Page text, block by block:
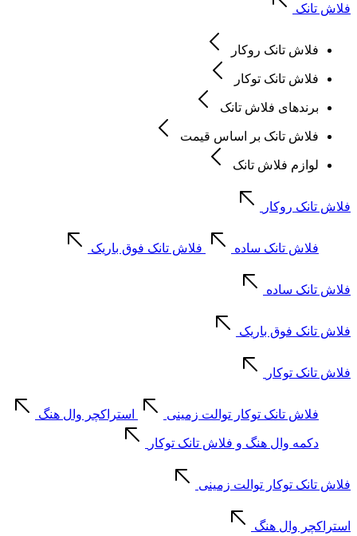
فلاش تانک
فلاش تانک روکار
فلاش تانک توکار
برندهای فلاش تانک
فلاش تانک بر اساس قیمت
لوازم فلاش تانک
فلاش تانک روکار
فلاش تانک ساده فلاش تانک فوق باریک
فلاش تانک ساده
فلاش تانک فوق باریک
فلاش تانک توکار
فلاش تانک توکار توالت زمینی استراکچر وال هنگ
دکمه وال هنگ و فلاش تانک توکار
فلاش تانک توکار توالت زمینی
استراکچر وال هنگ